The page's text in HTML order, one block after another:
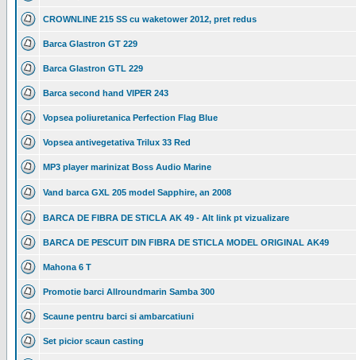
CROWNLINE 215 SS cu waketower 2012, pret redus
Barca Glastron GT 229
Barca Glastron GTL 229
Barca second hand VIPER 243
Vopsea poliuretanica Perfection Flag Blue
Vopsea antivegetativa Trilux 33 Red
MP3 player marinizat Boss Audio Marine
Vand barca GXL 205 model Sapphire, an 2008
BARCA DE FIBRA DE STICLA AK 49 - Alt link pt vizualizare
BARCA DE PESCUIT DIN FIBRA DE STICLA MODEL ORIGINAL AK49
Mahona 6 T
Promotie barci Allroundmarin Samba 300
Scaune pentru barci si ambarcatiuni
Set picior scaun casting